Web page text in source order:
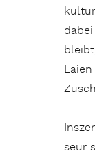
seur